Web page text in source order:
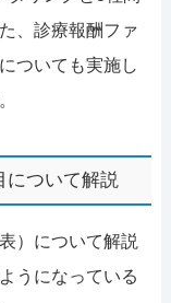
、診療報酬ファ
ついても実施し
について解説
）について解説
うになっている